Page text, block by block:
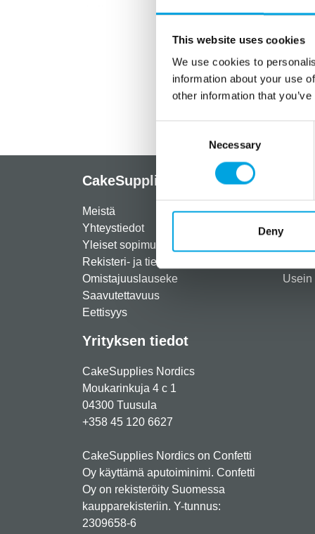
This website uses cookies
We use cookies to
information about your use
other information that
Necessary
Deny
CakeSupplies Nordics
Meistä
Yhteystiedot
Yleiset sopimusehdot
Rekisteri- ja tietosuojaseloste
Omistajuuslauseke
Saavutettavuus
Eettisyys
Yrityksen tiedot
CakeSupplies Nordics
Moukarinkuja 4 c 1
04300 Tuusula
+358 45 120 6627
CakeSupplies Nordics on Confetti
Oy käyttämä aputoiminimi. Confetti
Oy on rekisteröity Suomessa
kaupparekisteriin. Y-tunnus:
2309658-6
Usein